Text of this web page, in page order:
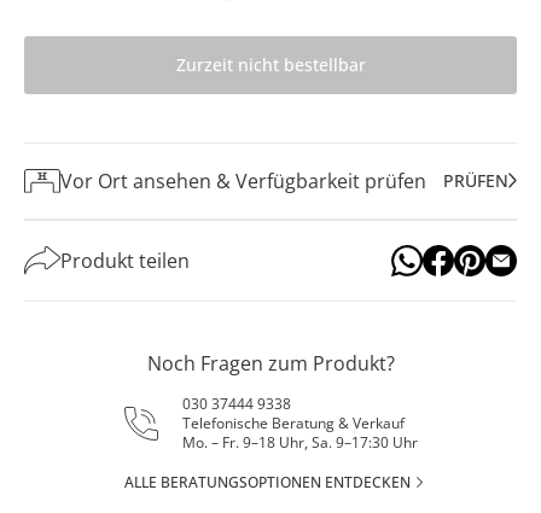
Zurzeit nicht bestellbar
Vor Ort ansehen & Verfügbarkeit prüfen PRÜFEN
Produkt teilen
Noch Fragen zum Produkt?
030 37444 9338
Telefonische Beratung & Verkauf
Mo. – Fr. 9–18 Uhr, Sa. 9–17:30 Uhr
ALLE BERATUNGSOPTIONEN ENTDECKEN